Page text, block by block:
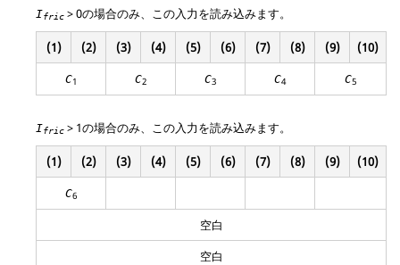
Ifric > 0の場合のみ、この入力を読み込みます。
(1) (2) (3) (4) (5) (6) (7) (8) (9) (10)
C1 C2 C3 C4 C5
Ifric > 1の場合のみ、この入力を読み込みます。
(1) (2) (3) (4) (5) (6) (7) (8) (9) (10)
C6
空白
空白